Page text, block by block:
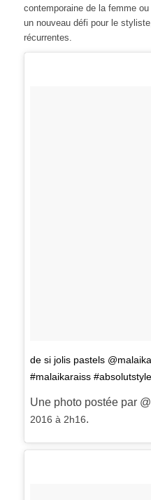
contemporaine de la femme
un nouveau défi pour le
récurrentes.
de si jolis pastels
#malaikaraiss
Une photo postée par
2016 à 2h16.